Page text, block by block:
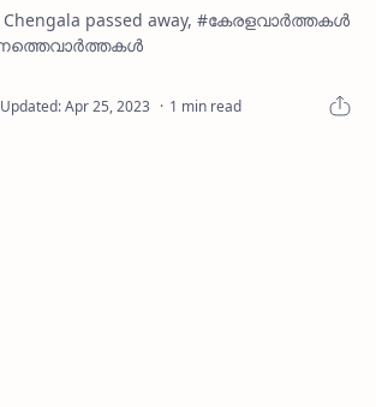
Chengala passed away, #കേരളവാർത്തകൾ
1 min read